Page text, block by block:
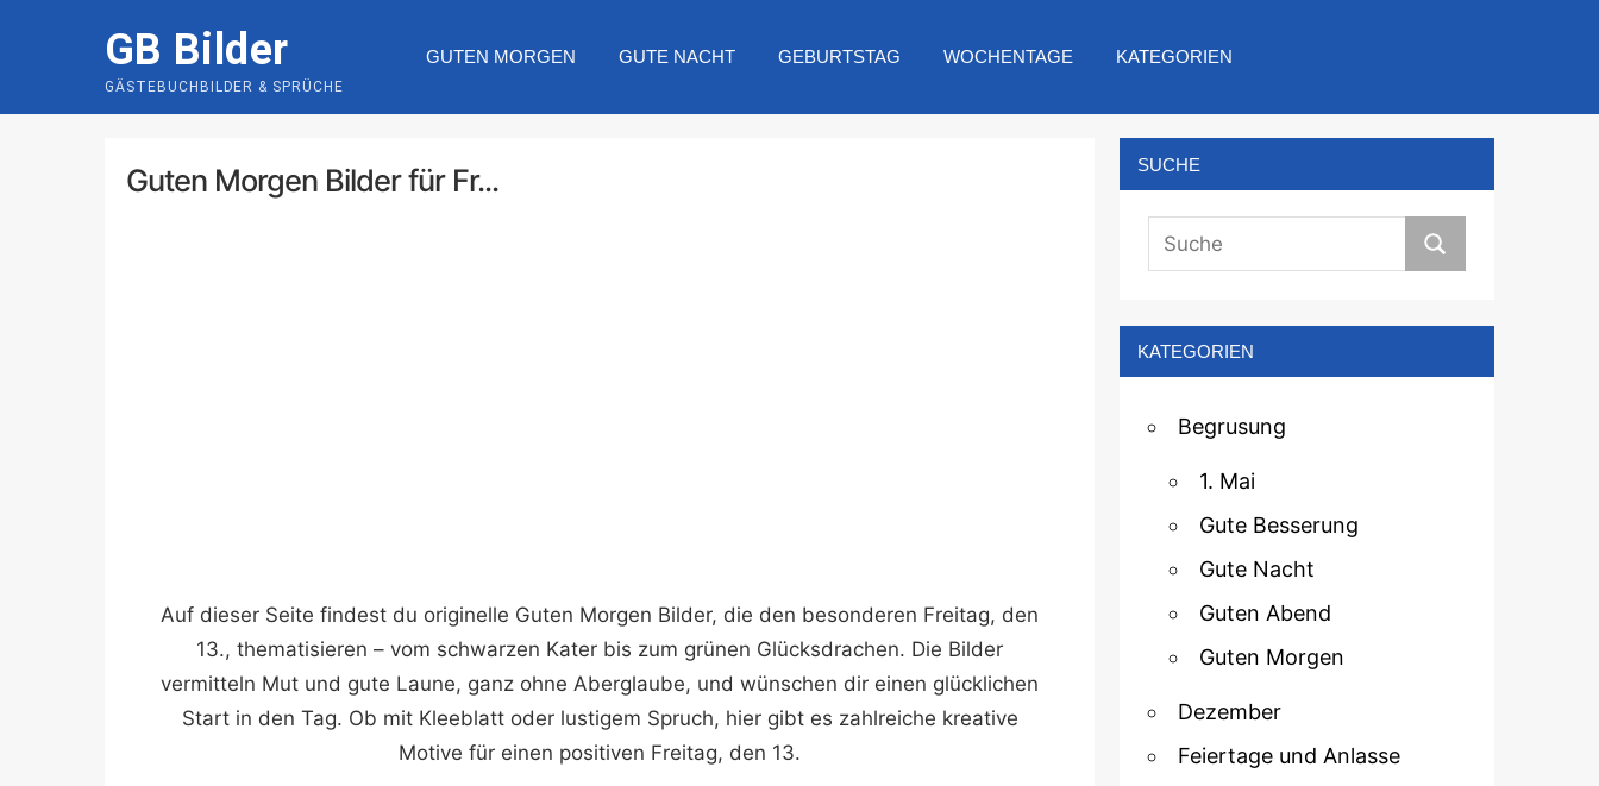
GB Bilder
GÄSTEBUCHBILDER & SPRÜCHE
GUTEN MORGEN GUTE NACHT GEBURTSTAG WOCHENTAGE KATEGORIEN
Guten Morgen Bilder für Fr...
Auf dieser Seite findest du originelle Guten Morgen Bilder, die den besonderen Freitag, den
13., thematisieren – vom schwarzen Kater bis zum grünen Glücksdrachen. Die Bilder
vermitteln Mut und gute Laune, ganz ohne Aberglaube, und wünschen dir einen glücklichen
Start in den Tag. Ob mit Kleeblatt oder lustigem Spruch, hier gibt es zahlreiche kreative
Motive für einen positiven Freitag, den 13.
SUCHE
KATEGORIEN
Begrusung
1. Mai
Gute Besserung
Gute Nacht
Guten Abend
Guten Morgen
Dezember
Feiertage und Anlasse